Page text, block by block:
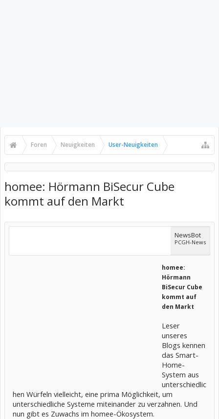
Foren Neuigkeiten User-Neuigkeiten
homee: Hörmann BiSecur Cube
kommt auf den Markt
NewsBot
PCGH-News
homee:
Hörmann
BiSecur Cube
kommt auf
den Markt
Leser
unseres
Blogs kennen
das Smart-
Home-
System aus
unterschiedlic
hen Würfeln vielleicht, eine prima Möglichkeit, um
unterschiedliche Systeme miteinander zu verzahnen. Und
nun gibt es Zuwachs im homee-Ökosystem.